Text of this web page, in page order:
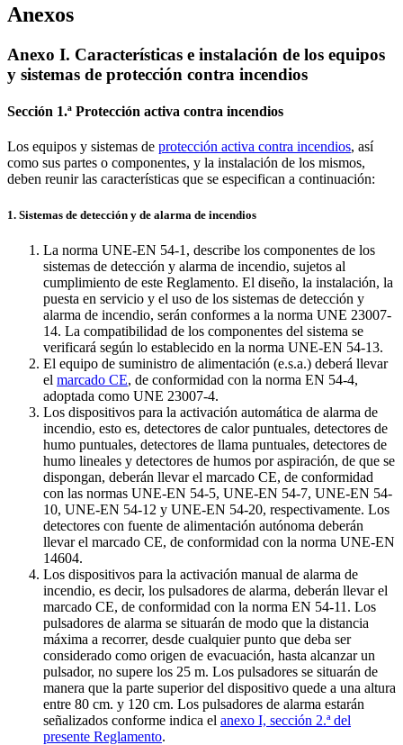
Anexos
Anexo I. Características e instalación de los equipos
y sistemas de protección contra incendios
Sección 1.ª Protección activa contra incendios
Los equipos y sistemas de protección activa contra incendios, así
como sus partes o componentes, y la instalación de los mismos,
deben reunir las características que se especifican a continuación:
1. Sistemas de detección y de alarma de incendios
La norma UNE-EN 54-1, describe los componentes de los
sistemas de detección y alarma de incendio, sujetos al
cumplimiento de este Reglamento. El diseño, la instalación, la
puesta en servicio y el uso de los sistemas de detección y
alarma de incendio, serán conformes a la norma UNE 23007-
14. La compatibilidad de los componentes del sistema se
verificará según lo establecido en la norma UNE-EN 54-13.
El equipo de suministro de alimentación (e.s.a.) deberá llevar
el marcado CE, de conformidad con la norma EN 54-4,
adoptada como UNE 23007-4.
Los dispositivos para la activación automática de alarma de
incendio, esto es, detectores de calor puntuales, detectores de
humo puntuales, detectores de llama puntuales, detectores de
humo lineales y detectores de humos por aspiración, de que se
dispongan, deberán llevar el marcado CE, de conformidad
con las normas UNE-EN 54-5, UNE-EN 54-7, UNE-EN 54-
10, UNE-EN 54-12 y UNE-EN 54-20, respectivamente. Los
detectores con fuente de alimentación autónoma deberán
llevar el marcado CE, de conformidad con la norma UNE-EN
14604.
Los dispositivos para la activación manual de alarma de
incendio, es decir, los pulsadores de alarma, deberán llevar el
marcado CE, de conformidad con la norma EN 54-11. Los
pulsadores de alarma se situarán de modo que la distancia
máxima a recorrer, desde cualquier punto que deba ser
considerado como origen de evacuación, hasta alcanzar un
pulsador, no supere los 25 m. Los pulsadores se situarán de
manera que la parte superior del dispositivo quede a una altura
entre 80 cm. y 120 cm. Los pulsadores de alarma estarán
señalizados conforme indica el anexo I, sección 2.ª del
presente Reglamento.